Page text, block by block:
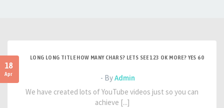
18
Apr
LONG LONG TITLE HOW MANY CHARS? LETS SEE 123 OK MORE? YES 60
- ByAdmin
We have created lots of YouTube videos just so you can
achieve [...]